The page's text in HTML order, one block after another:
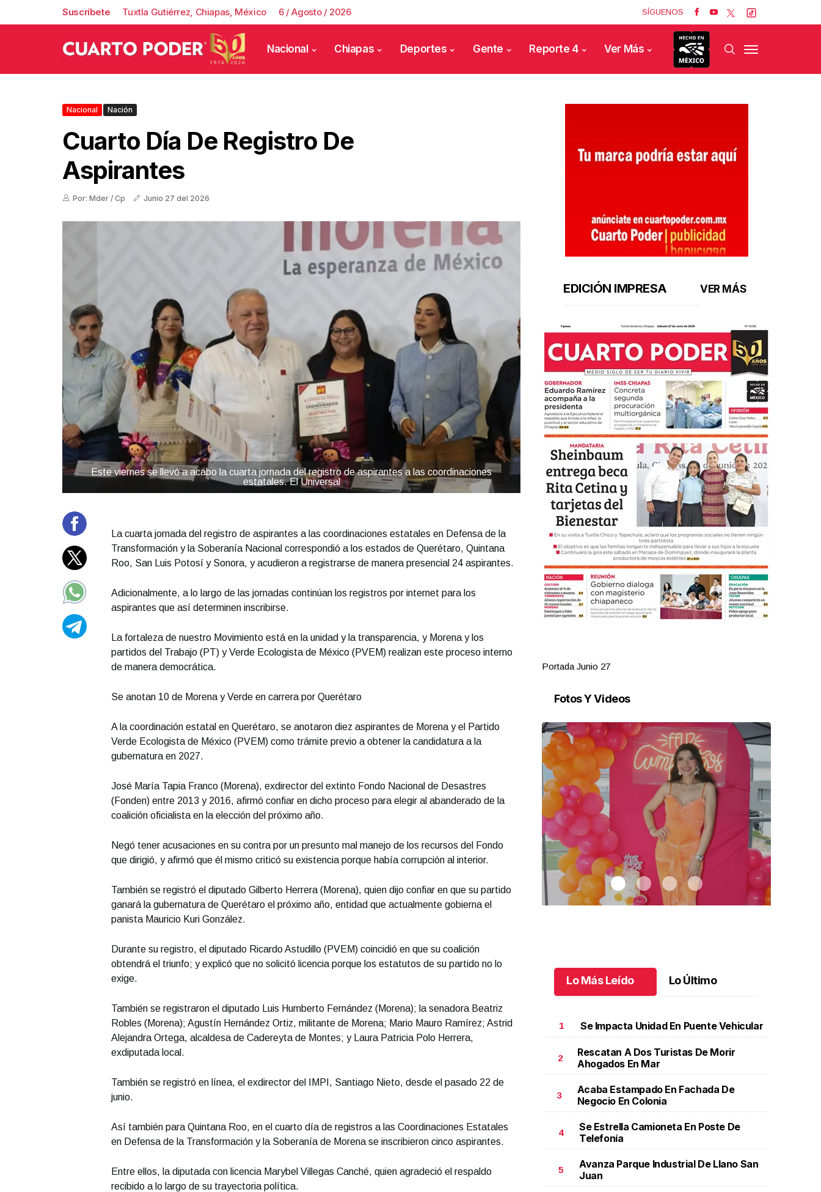
Suscríbete Tuxtla Gutiérrez, Chiapas, México 6 / Agosto / 2026 SÍGUENOS
Nacional Chiapas Deportes Gente Reporte 4 Ver Más
Nacional Nación
Cuarto Día De Registro De
Aspirantes
Por: Mder / Cp Junio 27 del 2026
Este viernes se llevó a acabo la cuarta jornada del registro de aspirantes a las coordinaciones
estatales. El Universal
La cuarta jornada del registro de aspirantes a las coordinaciones estatales en Defensa de la
Transformación y la Soberanía Nacional correspondió a los estados de Querétaro, Quintana
Roo, San Luis Potosí y Sonora, y acudieron a registrarse de manera presencial 24 aspirantes.
Adicionalmente, a lo largo de las jornadas continúan los registros por internet para los
aspirantes que así determinen inscribirse.
La fortaleza de nuestro Movimiento está en la unidad y la transparencia, y Morena y los
partidos del Trabajo (PT) y Verde Ecologista de México (PVEM) realizan este proceso interno
de manera democrática.
Se anotan 10 de Morena y Verde en carrera por Querétaro
A la coordinación estatal en Querétaro, se anotaron diez aspirantes de Morena y el Partido
Verde Ecologista de México (PVEM) como trámite previo a obtener la candidatura a la
gubernatura en 2027.
José María Tapia Franco (Morena), exdirector del extinto Fondo Nacional de Desastres
(Fonden) entre 2013 y 2016, afirmó confiar en dicho proceso para elegir al abanderado de la
coalición oficialista en la elección del próximo año.
Negó tener acusaciones en su contra por un presunto mal manejo de los recursos del Fondo
que dirigió, y afirmó que él mismo criticó su existencia porque había corrupción al interior.
También se registró el diputado Gilberto Herrera (Morena), quien dijo confiar en que su partido
ganará la gubernatura de Querétaro el próximo año, entidad que actualmente gobierna el
panista Mauricio Kuri González.
Durante su registro, el diputado Ricardo Astudillo (PVEM) coincidió en que su coalición
obtendrá el triunfo; y explicó que no solicitó licencia porque los estatutos de su partido no lo
exige.
También se registraron el diputado Luis Humberto Fernández (Morena); la senadora Beatriz
Robles (Morena); Agustín Hernández Ortiz, militante de Morena; Mario Mauro Ramírez; Astrid
Alejandra Ortega, alcaldesa de Cadereyta de Montes; y Laura Patricia Polo Herrera,
exdiputada local.
También se registró en línea, el exdirector del IMPI, Santiago Nieto, desde el pasado 22 de
junio.
Así también para Quintana Roo, en el cuarto día de registros a las Coordinaciones Estatales
en Defensa de la Transformación y la Soberanía de Morena se inscribieron cinco aspirantes.
Entre ellos, la diputada con licencia Marybel Villegas Canché, quien agradeció el respaldo
recibido a lo largo de su trayectoria política.
EDICIÓN IMPRESA VER MÁS
Portada Junio 27
Fotos Y Videos
REPORTE4 | 26 06 2026 con Rodolfo Flores
Feliz vuelta al sol, Ana Cris .Feliz vuelta al sol, Ana
Cris
Junio 27 l
Lo Más Leído Lo Último
1 Se Impacta Unidad En Puente Vehicular
2
Rescatan A Dos Turistas De Morir
Ahogados En Mar
3
Acaba Estampado En Fachada De
Negocio En Colonia
4
Se Estrella Camioneta En Poste De
Telefonía
5
Avanza Parque Industrial De Llano San
Juan